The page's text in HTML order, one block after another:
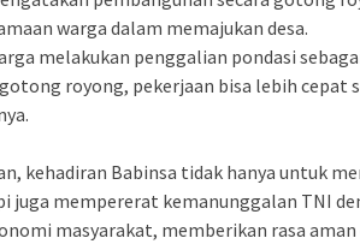
warga dalam memajukan desa.
melakukan penggalian pondasi
royong, pekerjaan bisa lebih cepat
kehadiran Babinsa tidak hanya untuk
juga mempererat kemanunggalan TNI
masyarakat, memberikan rasa
AYO